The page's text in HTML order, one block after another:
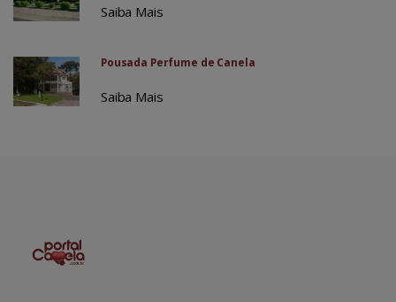
Saiba Mais
Pousada Perfume de Canela
Saiba Mais